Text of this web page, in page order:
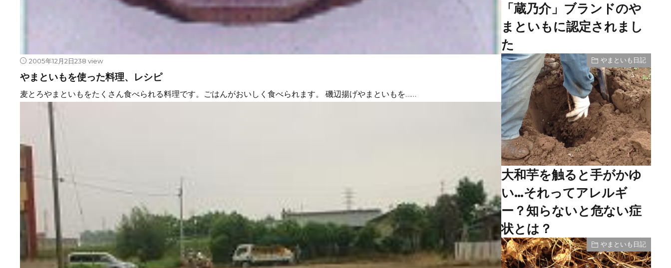
2005年12月2日238 view
やまといもを使った料理、レシピ
麦とろやまといもをたくさん食べられる料理です。ごはんがおいしく食べられます。 磯辺揚げやまといもを……
「蔵乃介」ブランドのや
まといもに認定されまし
た
やまといも日記
大和芋を触ると手がかゆ
い…それってアレルギ
ー？知らないと危ない症
状とは？
やまといも日記